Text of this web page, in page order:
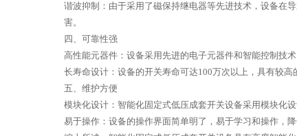
谐波抑制：由于采用了磁保持继电器等先进技术，设备在
害。
四、可靠性强
高性能元器件：设备采用先进的电子元器件和智能控制技
长寿命设计：设备的开关寿命可达100万次以上，具有较高
五、维护方便
模块化设计：智能化固定式低压成套开关设备采用模块化
易于操作：设备的操作界面简单明了，易于学习和操作，降